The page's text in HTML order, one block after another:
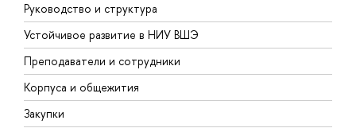
Руководство и структура
Устойчивое развитие в НИУ ВШЭ
Преподаватели и сотрудники
Корпуса и общежития
Закупки